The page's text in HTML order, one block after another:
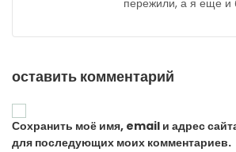
пережили, а я еще и
оставить комментарий
Сохранить моё имя, email и адрес
для последующих моих комментариев.